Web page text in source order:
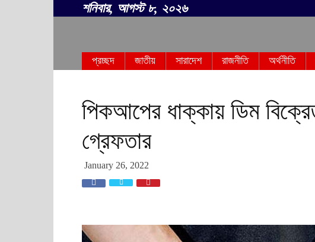
শনিবার, আগস্ট ৮, ২০২৬
বাংলা
প্রচ্ছদ জাতীয় সারাদেশ রাজনীতি অর্থনীতি
পিকআপের ধাক্কায় ডিম
গ্রেফতার
January 26, 2022